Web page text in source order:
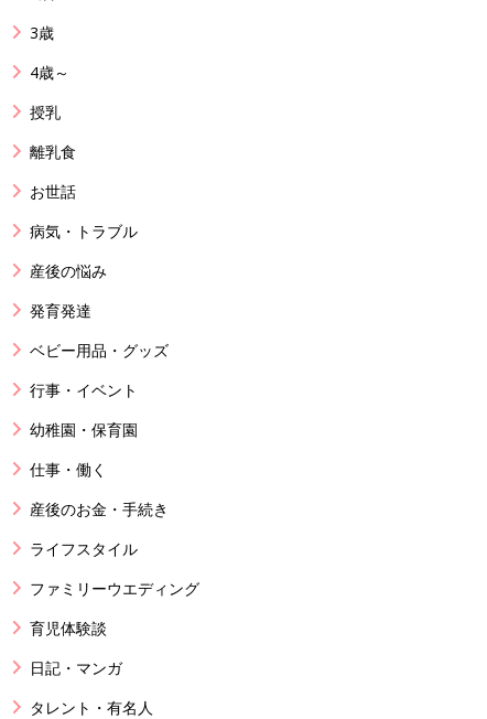
3歳
4歳～
授乳
離乳食
お世話
病気・トラブル
産後の悩み
発育発達
ベビー用品・グッズ
行事・イベント
幼稚園・保育園
仕事・働く
産後のお金・手続き
ライフスタイル
ファミリーウエディング
育児体験談
日記・マンガ
タレント・有名人